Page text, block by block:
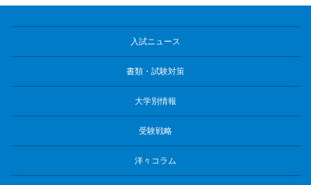
入試ニュース
書類・試験対策
大学別情報
受験戦略
洋々コラム